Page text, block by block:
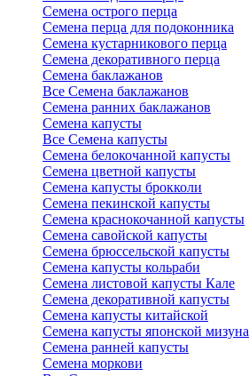
Семена острого перца
Семена перца для подоконника
Семена кустарникового перца
Семена декоративного перца
Семена баклажанов
Все Семена баклажанов
Семена ранних баклажанов
Семена капусты
Все Семена капусты
Семена белокочанной капусты
Семена цветной капусты
Семена капусты брокколи
Семена пекинской капусты
Семена краснокочанной капусты
Семена савойской капусты
Семена брюссельской капусты
Семена капусты кольраби
Семена листовой капусты Кале
Семена декоративной капусты
Семена капусты китайской
Семена капусты японской мизуна
Семена ранней капусты
Семена моркови